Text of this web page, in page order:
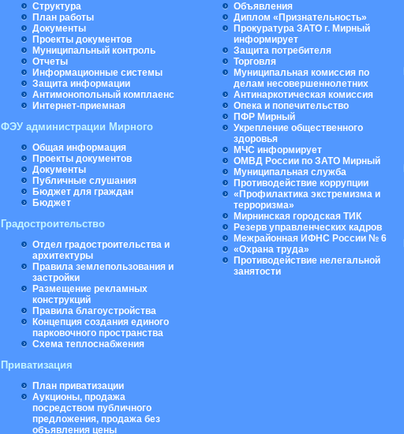
Структура
План работы
Документы
Проекты документов
Муниципальный контроль
Отчеты
Информационные системы
Защита информации
Антимонопольный комплаенс
Интернет-приемная
ФЭУ администрации Мирного
Общая информация
Проекты документов
Документы
Публичные слушания
Бюджет для граждан
Бюджет
Градостроительство
Отдел градостроительства и
архитектуры
Правила землепользования и
застройки
Размещение рекламных
конструкций
Правила благоустройства
Концепция создания единого
парковочного пространства
Схема теплоснабжения
Приватизация
План приватизации
Аукционы, продажа
посредством публичного
предложения, продажа без
объявления цены
Объявления
Диплом «Признательность»
Прокуратура ЗАТО г. Мирный
информирует
Защита потребителя
Торговля
Муниципальная комиссия по
делам несовершеннолетних
Антинаркотическая комиссия
Опека и попечительство
ПФР Мирный
Укрепление общественного
здоровья
МЧС информирует
ОМВД России по ЗАТО Мирный
Муниципальная cлужба
Противодействие коррупции
«Профилактика экстремизма и
терроризма»
Мирнинская городская ТИК
Резерв управленческих кадров
Межрайонная ИФНС России № 6
«Охрана труда»
Противодействие нелегальной
занятости